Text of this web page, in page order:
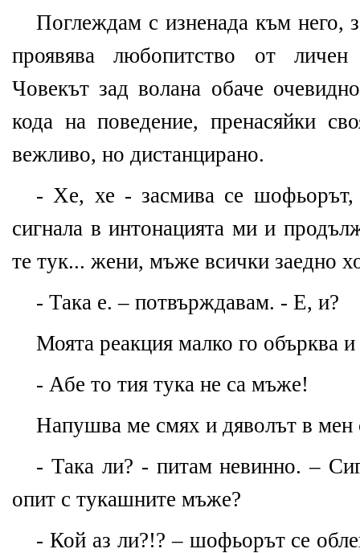
Поглеждам с изненада към него,
проявява любопитство от
Човекът зад волана обаче
кода на поведение, пренасяйки
вежливо, но дистанцирано.
- Хе, хе - засмива се шофьорът,
сигнала в интонацията ми и
те тук... жени, мъже всички заедно
- Така е. – потвърждавам. - Е, и?
Моята реакция малко го обърква
- Абе то тия тука не са мъже!
Напушва ме смях и дяволът в мен
- Така ли? - питам невинно. –
опит с тукашните мъже?
- Кой аз ли?!? – шофьорът се